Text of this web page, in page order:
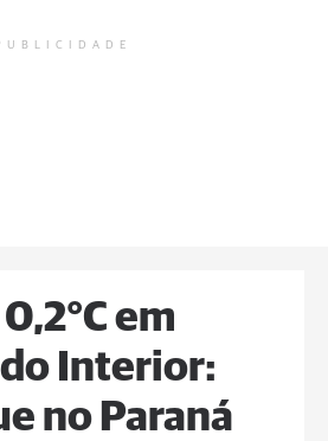
em
Interior:
no Paraná